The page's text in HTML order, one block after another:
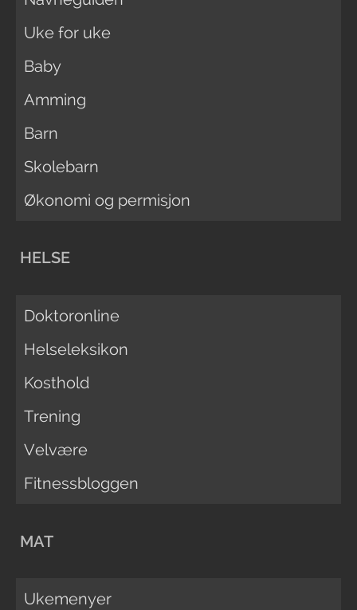
Uke for uke
Baby
Amming
Barn
Skolebarn
Økonomi og permisjon
HELSE
Doktoronline
Helseleksikon
Kosthold
Trening
Velvære
Fitnessbloggen
MAT
Ukemenyer